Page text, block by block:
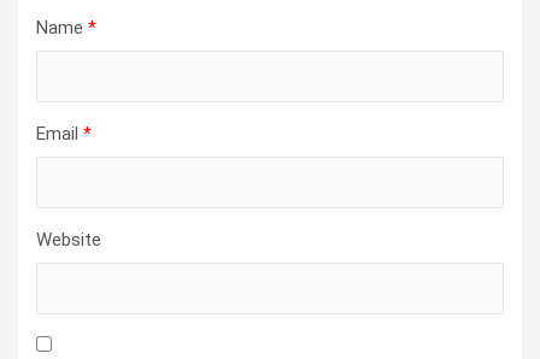
Name *
Email *
Website